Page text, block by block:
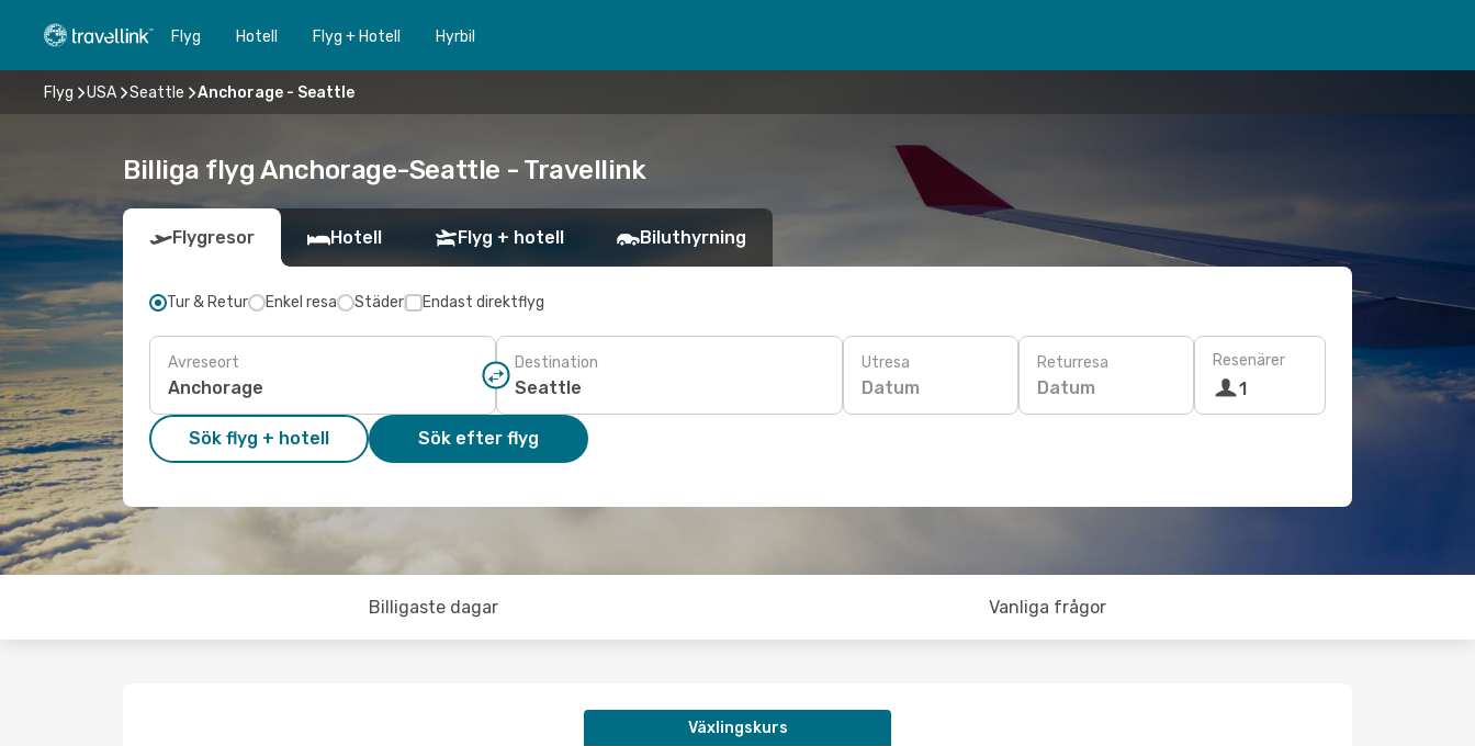
Flyg Hotell Flyg + Hotell Hyrbil
Flyg USA Seattle Anchorage - Seattle
Billiga flyg Anchorage-Seattle - Travellink
Flygresor Hotell Flyg + hotell Biluthyrning
Tur & Retur Enkel resa Städer Endast direktflyg
Avreseort Destination Utresa
Datum
Returresa
Datum
Resenärer
1
Sök flyg + hotell Sök efter flyg
Billigaste dagar Vanliga frågor
Växlingskurs